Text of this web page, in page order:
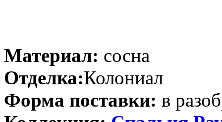
Материал: сосна
Отделка:Колониал
Форма поставки: в